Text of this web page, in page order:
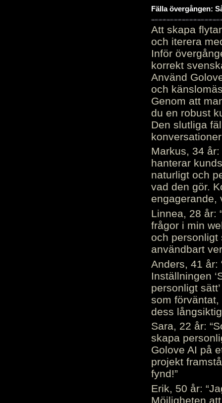
Fälla övergången:
Att skapa
och iterera
Inför
korrekt
Använd
och
Genom att
du en robust
Den slutliga
Markus, 34
hanterar
naturligt och
vad den gör.
engagerande,
Linnea, 28 år:
frågor i min
och personligt
användbart
Anders, 41 år:
Inställningen
personligt
som
dess
Sara, 22 år:
skapa
Golove AI på
projekt
fynd!”
Erik, 50 år:
Möjligheten